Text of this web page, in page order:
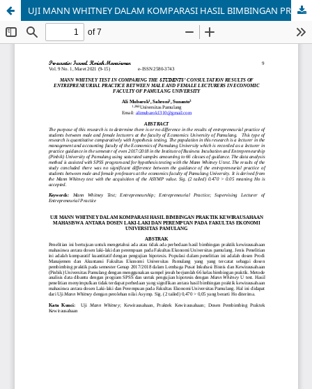
UJI MANN WHITNEY DALAM KOMPARASI HASIL BIMBINGAN PRAKTIK KEWIRAUSAHAAN MAHASISWA ANTARA DOSEN LAKI-LAKI DAN PEREMPUAN PADA FAKULTAS EKONOMI UNIVERSITAS PAMULANG